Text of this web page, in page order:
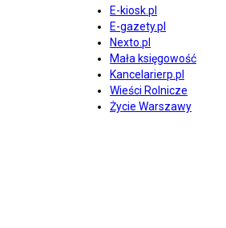
E-kiosk.pl
E-gazety.pl
Nexto.pl
Mała księgowość
Kancelarierp.pl
Wieści Rolnicze
Życie Warszawy